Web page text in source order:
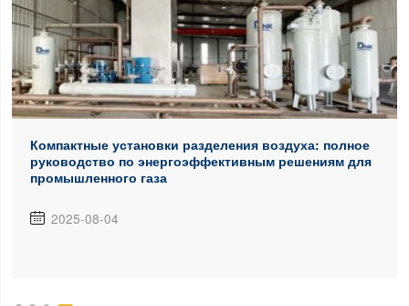
Компактные установки разделения воздуха: полное
руководство по энергоэффективным решениям для
промышленного газа
 2025-08-04